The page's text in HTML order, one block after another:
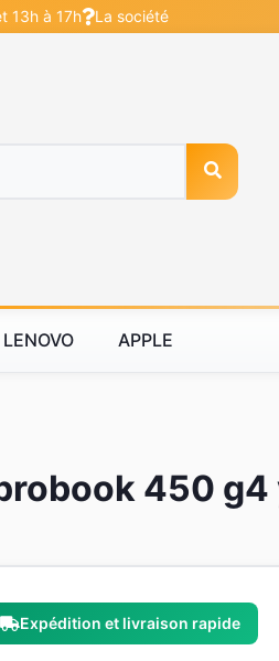
13h à 17h La société
LENOVO APPLE
450
Expédition et livraison rapide